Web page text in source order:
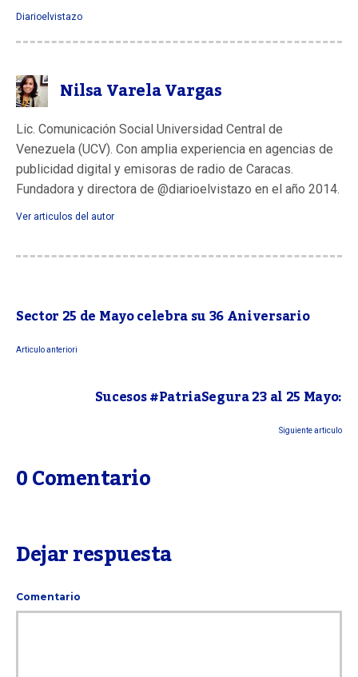
Diarioelvistazo
Nilsa Varela Vargas
Lic. Comunicación Social Universidad Central de
Venezuela (UCV). Con amplia experiencia en agencias de
publicidad digital y emisoras de radio de Caracas.
Fundadora y directora de @diarioelvistazo en el año 2014.
Ver articulos del autor
Sector 25 de Mayo celebra su 36 Aniversario
Articulo anteriori
Sucesos #PatriaSegura 23 al 25 Mayo:
Siguiente articulo
0 Comentario
Dejar respuesta
Comentario